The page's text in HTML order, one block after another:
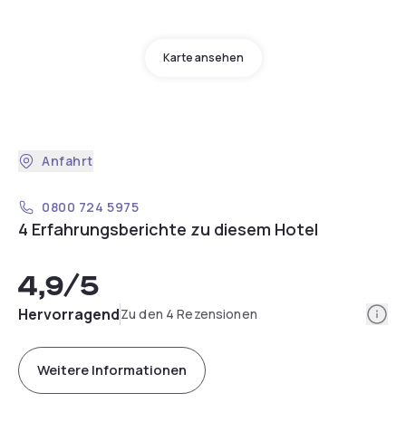
Karte ansehen
Anfahrt
0800 724 5975
4 Erfahrungsberichte zu diesem Hotel
4,9/5
HervorragendZu den 4 Rezensionen
Weitere Informationen